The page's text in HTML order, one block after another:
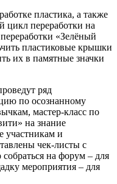
пластика, а также
цикл переработки на
«Зелёный
пластиковые крышки
их в памятные значки
ряд
по осознанному
мастер-класс по
на знание
участникам и
чек-листы с
на форум – для
мероприятия – для